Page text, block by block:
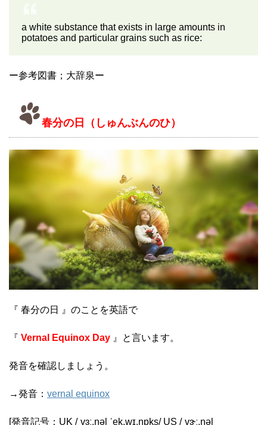
a white substance that exists in large amounts in
potatoes and particular grains such as rice:
ー参考図書；大辞泉ー
春分の日（しゅんぶんのひ）
『 春分の日 』のことを英語で
『 Vernal Equinox Day 』と言います。
発音を確認しましょう。
→発音： vernal equinox
[発音記号：UK /ˌvɜː.nəl ˈek.wɪ.nɒks/ US /ˌvɝː.nəl